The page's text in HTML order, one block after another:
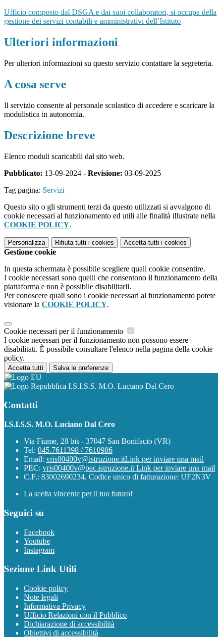
Ufficio composto dal DSGA e dai suoi collaboratori, si occupa della
gestione dei servizi contabili e amministrativi dell’Istituto
Ulteriori informazioni
Per ulteriori informazioni su questo servizio contattare la segreteria.
A cosa serve
Il servizio consente al personale scolastico di accedere e scaricare la
modulistica in autonomia.
Descrizione breve
Elenco moduli scaricabili dal sito web.
Pubblicato: 13-09-2024 - Revisione: 03-09-2025
Tag pagina: Servizi
Questo sito o gli strumenti terzi da questo utilizzati si avvalgono di
cookie necessari al funzionamento ed utili alle finalità illustrate nella
COOKIE POLICY.
Personalizza Rifiuta tutti i cookies Accetta tutti i cookies
Gestione cookie
In questa schermata è possibile scegliere quali cookie consentire.
I cookie necessari sono quelli che consentono il funzionamento della
piattaforma e non è possibile disabilitarli.
Per conoscere quali sono i cookie necessari al funzionamento potete
visionare la COOKIE POLICY.
Cookie necessari per il funzionamento
I cookie necessari per il funzionamento non possono essere
disabilitati. È possibile consultare l'elenco nella pagina della cookie
policy.
Accetta tutti Salva le preferenze
I.S.I.S.S. M.O. Luciano Dal Cero
Contatti
I.S.I.S.S. M.O. Luciano Dal Cero
Via Fiume, 28 bis - 37047 San Bonifacio (VR)
Tel: 045.7611398 / 7610986
Email: vris00400v@istruzione.itLink per inviare una mail
PEC: vris00400v@pec.istruzione.it Link per inviare una mail
C.F.: 83002690234, Codice unico di fatturazione: UF2N3V
La scelta vincente per il tuo futuro!
Seguici su
Facebook
Youtube
Instagram
Sezione Link Utili
Cookie policy
Note legali
Informativa Privacy
Ufficio Relazioni con il Pubblico
Dichiarazione di accessibilità
Obiettivi di accessibilità